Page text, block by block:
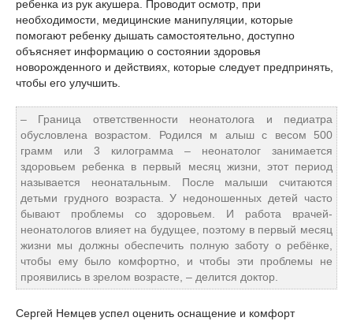
ребенка из рук акушера. Проводит осмотр, при
необходимости, медицинские манипуляции, которые
помогают ребенку дышать самостоятельно, доступно
объясняет информацию о состоянии здоровья
новорожденного и действиях, которые следует предпринять,
чтобы его улучшить.
– Граница ответственности неонатолога и педиатра
обусловлена возрастом. Родился м алыш с весом 500
грамм или 3 килограмма – неонатолог занимается
здоровьем ребенка в первый месяц жизни, этот период
называется неонатальным. После малыши считаются
детьми грудного возраста. У недоношенных детей часто
бывают проблемы со здоровьем. И работа врачей-
неонатологов влияет на будущее, поэтому в первый месяц
жизни мы должны обеспечить полную заботу о ребёнке,
чтобы ему было комфортно, и чтобы эти проблемы не
проявились в зрелом возрасте, – делится доктор.
Сергей Немцев успел оценить оснащение и комфорт